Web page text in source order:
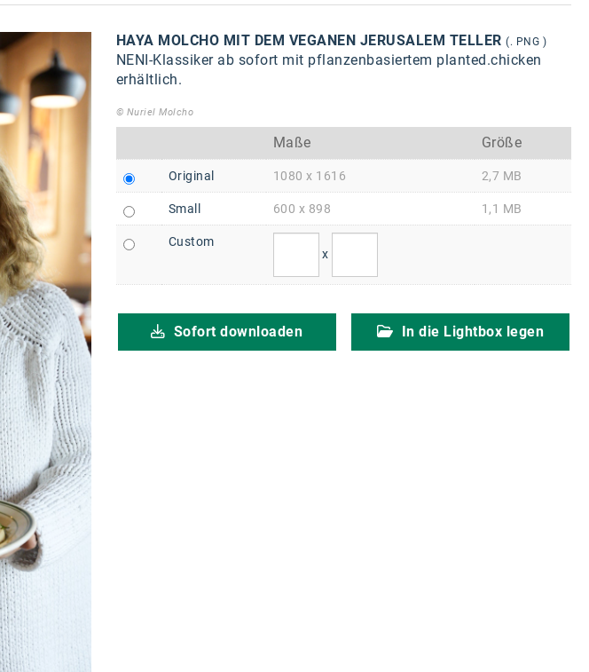
HAYA MOLCHO MIT DEM VEGANEN JERUSALEM TELLER (. PNG )
NENI-Klassiker ab sofort mit pflanzenbasiertem planted.chicken
erhältlich.
© Nuriel Molcho
Maße Größe
Original 1080 x 1616 2,7 MB
Small 600 x 898 1,1 MB
Custom
x
Sofort downloaden In die Lightbox legen